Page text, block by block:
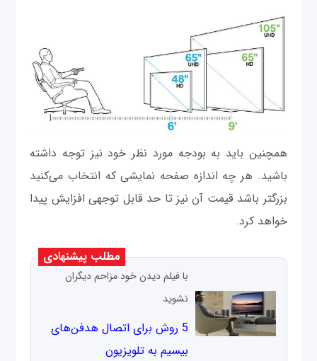
همچنین باید به بودجه مورد نظر خود نیز توجه داشته
باشید. هر چه اندازه صفحه نمایشی که انتخاب می‎‌کنید
بزرگتر باشد قیمت آن نیز تا حد قابل توجهی افزایش پیدا
خواهد کرد.
مطلب پیشنهادی
با فیلم دیدن خود مزاحم دیگران
نشوید
5 روش برای اتصال هدفن‌های
بی‎سیم به تلویزیون